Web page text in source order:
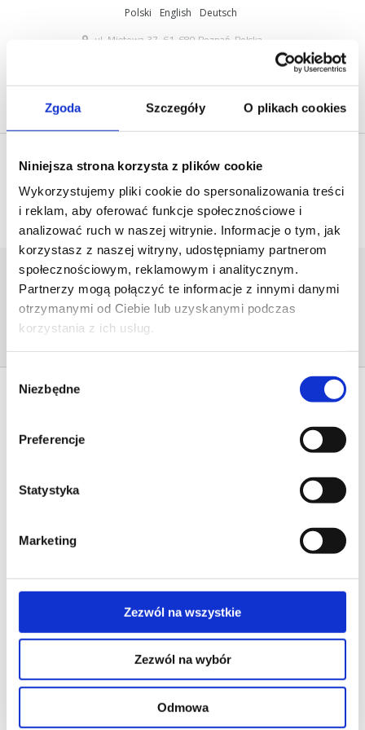
Zgoda Szczegóły O plikach cookies
Niniejsza strona korzysta z plików cookie
Wykorzystujemy pliki cookie do spersonalizowania treści
i reklam, aby oferować funkcje społecznościowe i
analizować ruch w naszej witrynie. Informacje o tym, jak
korzystasz z naszej witryny, udostępniamy partnerom
społecznościowym, reklamowym i analitycznym.
Partnerzy mogą połączyć te informacje z innymi danymi
otrzymanymi od Ciebie lub uzyskanymi podczas
korzystania z ich usług.
Wybór
zgody
Niezbędne
Preferencje
Statystyka
Marketing
Zezwól na wszystkie
Zezwól na wybór
Odmowa
Polski English Deutsch
ul. Miętowa 37, 61-680 Poznań, Polska
ZRZUT EKRANU 2017-02-08 O
09.38.18
Home/[:pl]Materiały
marketingowe[:en]Marketing
materials[:de]Marketing-Materialien[:]
ekranu 2017-02-08 o 09.38.18